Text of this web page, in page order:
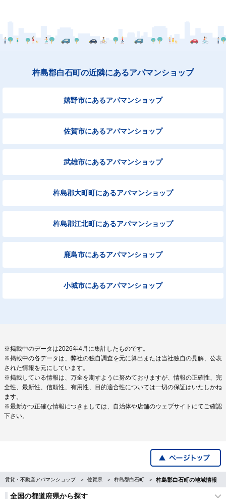
杵島郡白石町の近隣にあるアパマンショップ
嬉野市にあるアパマンショップ
佐賀市にあるアパマンショップ
武雄市にあるアパマンショップ
杵島郡大町町にあるアパマンショップ
杵島郡江北町にあるアパマンショップ
鹿島市にあるアパマンショップ
小城市にあるアパマンショップ
※掲載中のデータは2026年4月に集計したものです。
※掲載中の各データは、弊社の独自調査を元に算出または当社独自の見解、公表
された情報を元にしています。
※掲載している情報は、万全を期すように努めておりますが、情報の正確性、完
全性、最新性、信頼性、有用性、目的適合性については一切の保証はいたしかね
ます。
※最新かつ正確な情報につきましては、自治体や店舗のウェブサイトにてご確認
下さい。
賃貸・不動産アパマンショップ 佐賀県 杵島郡白石町 杵島郡白石町の地域情報
全国の都道府県から探す